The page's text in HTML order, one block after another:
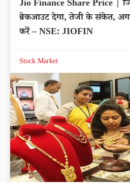
Jio Finance Share Price |
ब्रेकआउट देगा, तेजी के संकेत,
करें – NSE: JIOFIN
Stock Market